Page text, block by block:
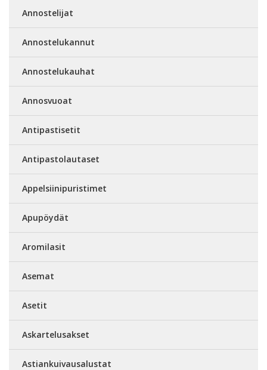
Annostelijat
Annostelukannut
Annostelukauhat
Annosvuoat
Antipastisetit
Antipastolautaset
Appelsiinipuristimet
Apupöydät
Aromilasit
Asemat
Asetit
Askartelusakset
Astiankuivausalustat